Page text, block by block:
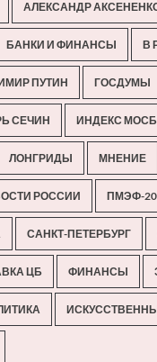
АЛЕКСАНДР
БАНКИ И ФИНАНСЫ В
ПУТИН ГОСДУМЫ
СЕЧИН ИНДЕКС
ЛОНГРИДЫ МНЕНИЕ
РОССИИ ПМЭФ-
САНКТ-ПЕТЕРБУРГ
ЦБ ФИНАНСЫ